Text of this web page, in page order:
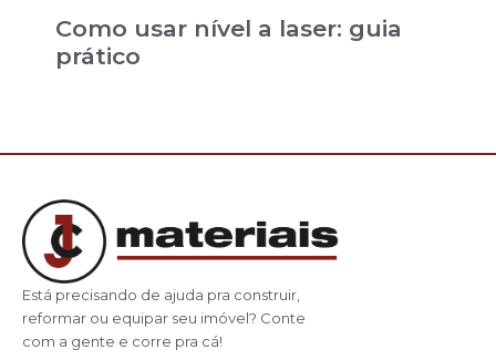
Como usar nível a laser: guia
prático
Está precisando de ajuda pra construir,
reformar ou equipar seu imóvel? Conte
com a gente e corre pra cá!